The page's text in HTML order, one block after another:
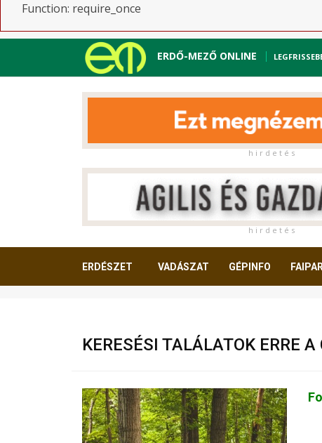
Function: require_once
ERDŐ-MEZŐ ONLINE
h i r d e t é s
h i r d e t é s
ERDÉSZET VADÁSZAT GÉPINFO
KERESÉSI TALÁLATOK ERRE A